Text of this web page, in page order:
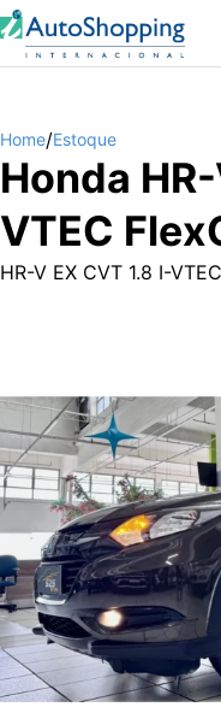
Home/Estoque
Honda
VTEC
HR-V EX CVT 1.8 I-